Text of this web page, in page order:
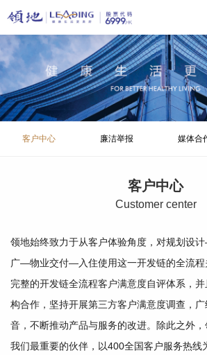
客户中心 廉洁举报 媒体合
客户中心
Customer center
领地始终致力于从客户体验角度，对规划设
广—物业交付—入住使用这一开发链的全流程
完整的开发链全流程客户满意度自评体系，
构合作，坚持开展第三方客户满意度调查，
音，不断推动产品与服务的改进。除此之外
我们最重要的伙伴，以400全国客户服务热线